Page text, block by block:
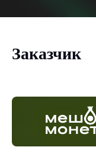
Заказчик